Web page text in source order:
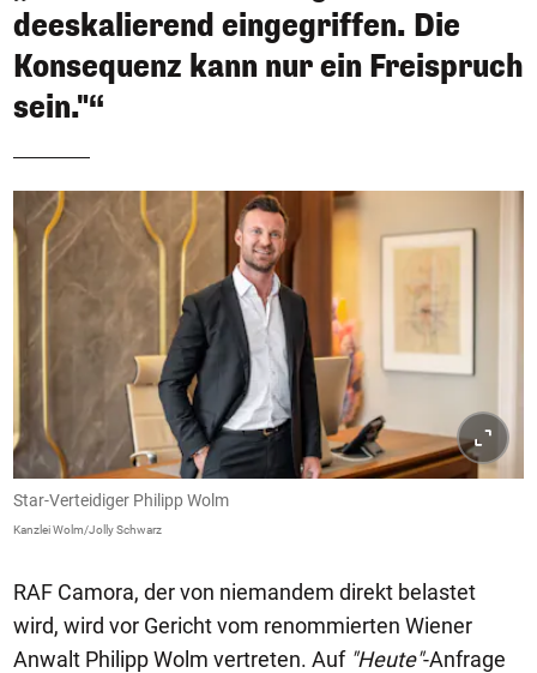
deeskalierend eingegriffen. Die
Konsequenz kann nur ein Freispruch
sein."“
Star-Verteidiger Philipp Wolm
Kanzlei Wolm/Jolly Schwarz
RAF Camora, der von niemandem direkt belastet
wird, wird vor Gericht vom renommierten Wiener
Anwalt Philipp Wolm vertreten. Auf "Heute"-Anfrage